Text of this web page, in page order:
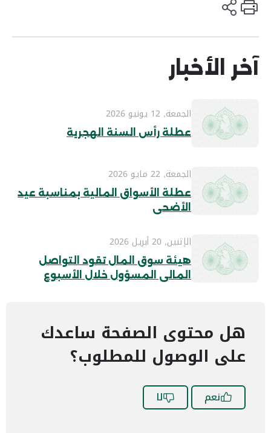
آخر الأخبار
الجمعة, 12 يونيو 2026
عطلة رأس السنة الهجرية
الجمعة, 22 مايو 2026
عطلة الأسواق المالية بمناسبة عيد
الأضحى
الإثنين, 20 أبريل 2026
هيئة سوق المال تقود التواصل
المالي المسؤول خلال الأسبوع
هل محتوى الصفحة ساعدك
على الوصول للمطلوب؟
نعم لا